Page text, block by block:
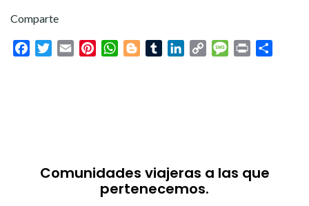
Comparte
FacebookTwitterEmail PinterestWhatsAppBloggerTumblrLinkedIn
Copy
Message
Print
Comunidades viajeras a las que
pertenecemos.